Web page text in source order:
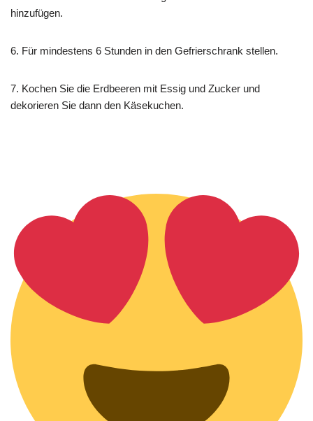
hinzufügen.
6. Für mindestens 6 Stunden in den Gefrierschrank stellen.
7. Kochen Sie die Erdbeeren mit Essig und Zucker und
dekorieren Sie dann den Käsekuchen.